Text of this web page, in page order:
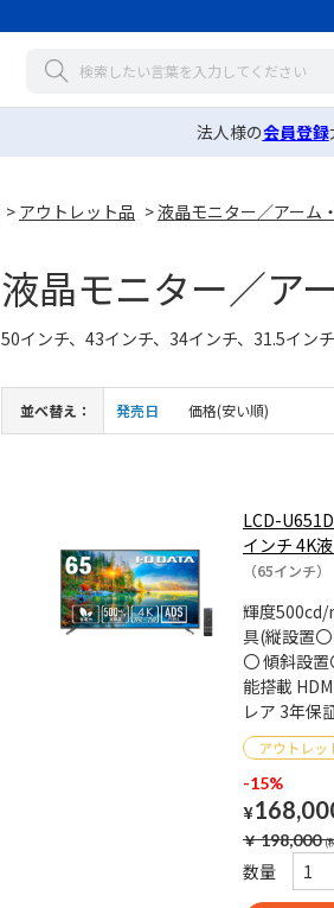
法人様の会員登録
> アウトレット品 >液晶モニター／アーム
液晶モニター／ア
50インチ、43インチ、34インチ、31.5イン
並べ替え： 発売日 価格(安い順)
LCD-
インチ 4K
（65インチ）
輝度500cd/
具(縦設置
〇 傾斜設
能搭載
レア 3年保
-15%
¥
￥198,000
数量